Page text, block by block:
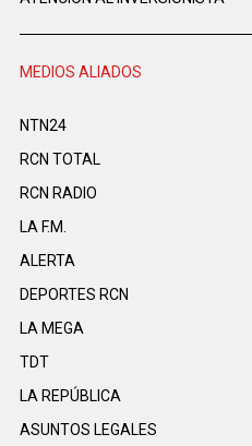
MEDIOS ALIADOS
NTN24
RCN TOTAL
RCN RADIO
LA F.M.
ALERTA
DEPORTES RCN
LA MEGA
TDT
LA REPÚBLICA
ASUNTOS LEGALES